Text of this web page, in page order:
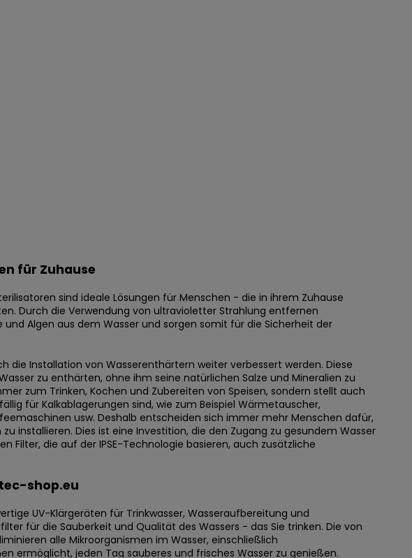
für Zuhause
sind ideale Lösungen für Menschen - die in ihrem Zuhause
Durch die Verwendung von ultravioletter Strahlung entfernen
Algen aus dem Wasser und sorgen somit für die Sicherheit der
die Installation von Wasserenthärtern weiter verbessert werden. Diese
zu enthärten, ohne ihm seine natürlichen Salze und Mineralien zu
zum Trinken, Kochen und Zubereiten von Speisen, sondern stellt auch
für Kalkablagerungen sind, wie zum Beispiel Wärmetauscher,
usw. Deshalb entscheiden sich immer mehr Menschen dafür,
installieren. Dies ist eine Investition, die den Zugang zu gesundem Wasser
Filter, die auf der IPSE-Technologie basieren, auch zusätzliche
shop.eu
UV-Klärgeräten für Trinkwasser, Wasseraufbereitung und
für die Sauberkeit und Qualität des Wassers - das Sie trinken. Die von
alle Mikroorganismen im Wasser, einschließlich
ermöglicht, jeden Tag sauberes und frisches Wasser zu genießen.